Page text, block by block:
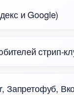
и Google)
стрип-
Запретофуб,